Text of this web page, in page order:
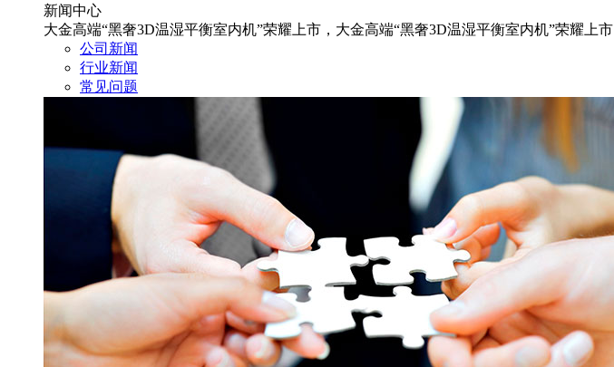
新闻中心
大金高端“黑奢3D温湿平衡室内机”荣耀上市，大金高端“黑奢3D温湿平衡室内机”荣耀上市
公司新闻
行业新闻
常见问题